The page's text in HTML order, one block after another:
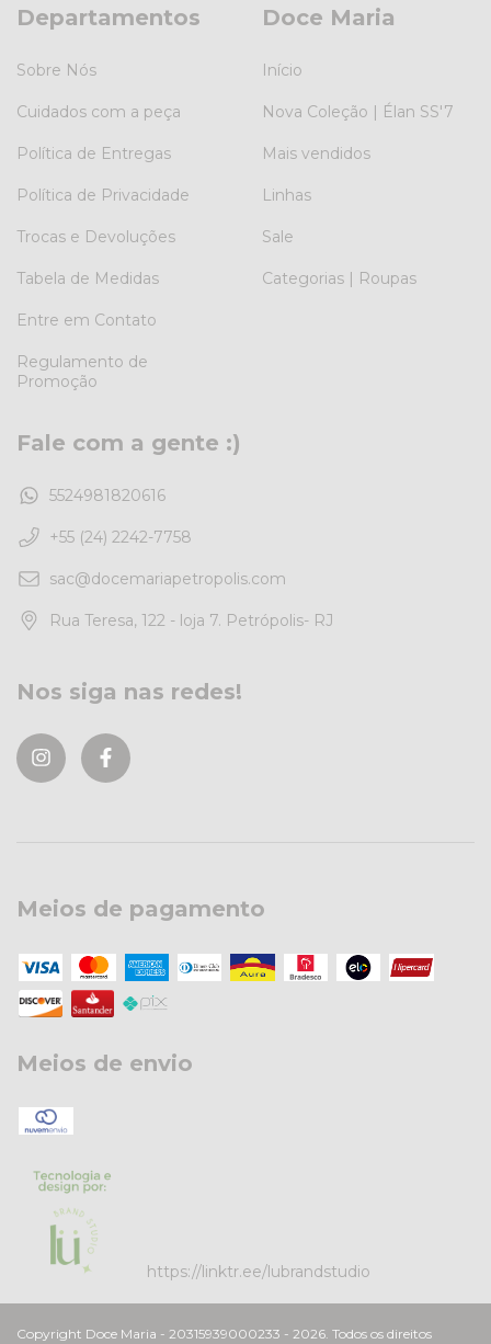
Departamentos
Sobre Nós
Cuidados com a peça
Política de Entregas
Política de Privacidade
Trocas e Devoluções
Tabela de Medidas
Entre em Contato
Regulamento de
Promoção
Doce Maria
Início
Nova Coleção | Élan SS'7
Mais vendidos
Linhas
Sale
Categorias | Roupas
Fale com a gente :)
5524981820616
+55 (24) 2242-7758
sac@docemariapetropolis.com
Rua Teresa, 122 - loja 7. Petrópolis- RJ
Nos siga nas redes!
Meios de pagamento
Meios de envio
https://linktr.ee/lubrandstudio
Copyright Doce Maria - 20315939000233 - 2026. Todos os direitos